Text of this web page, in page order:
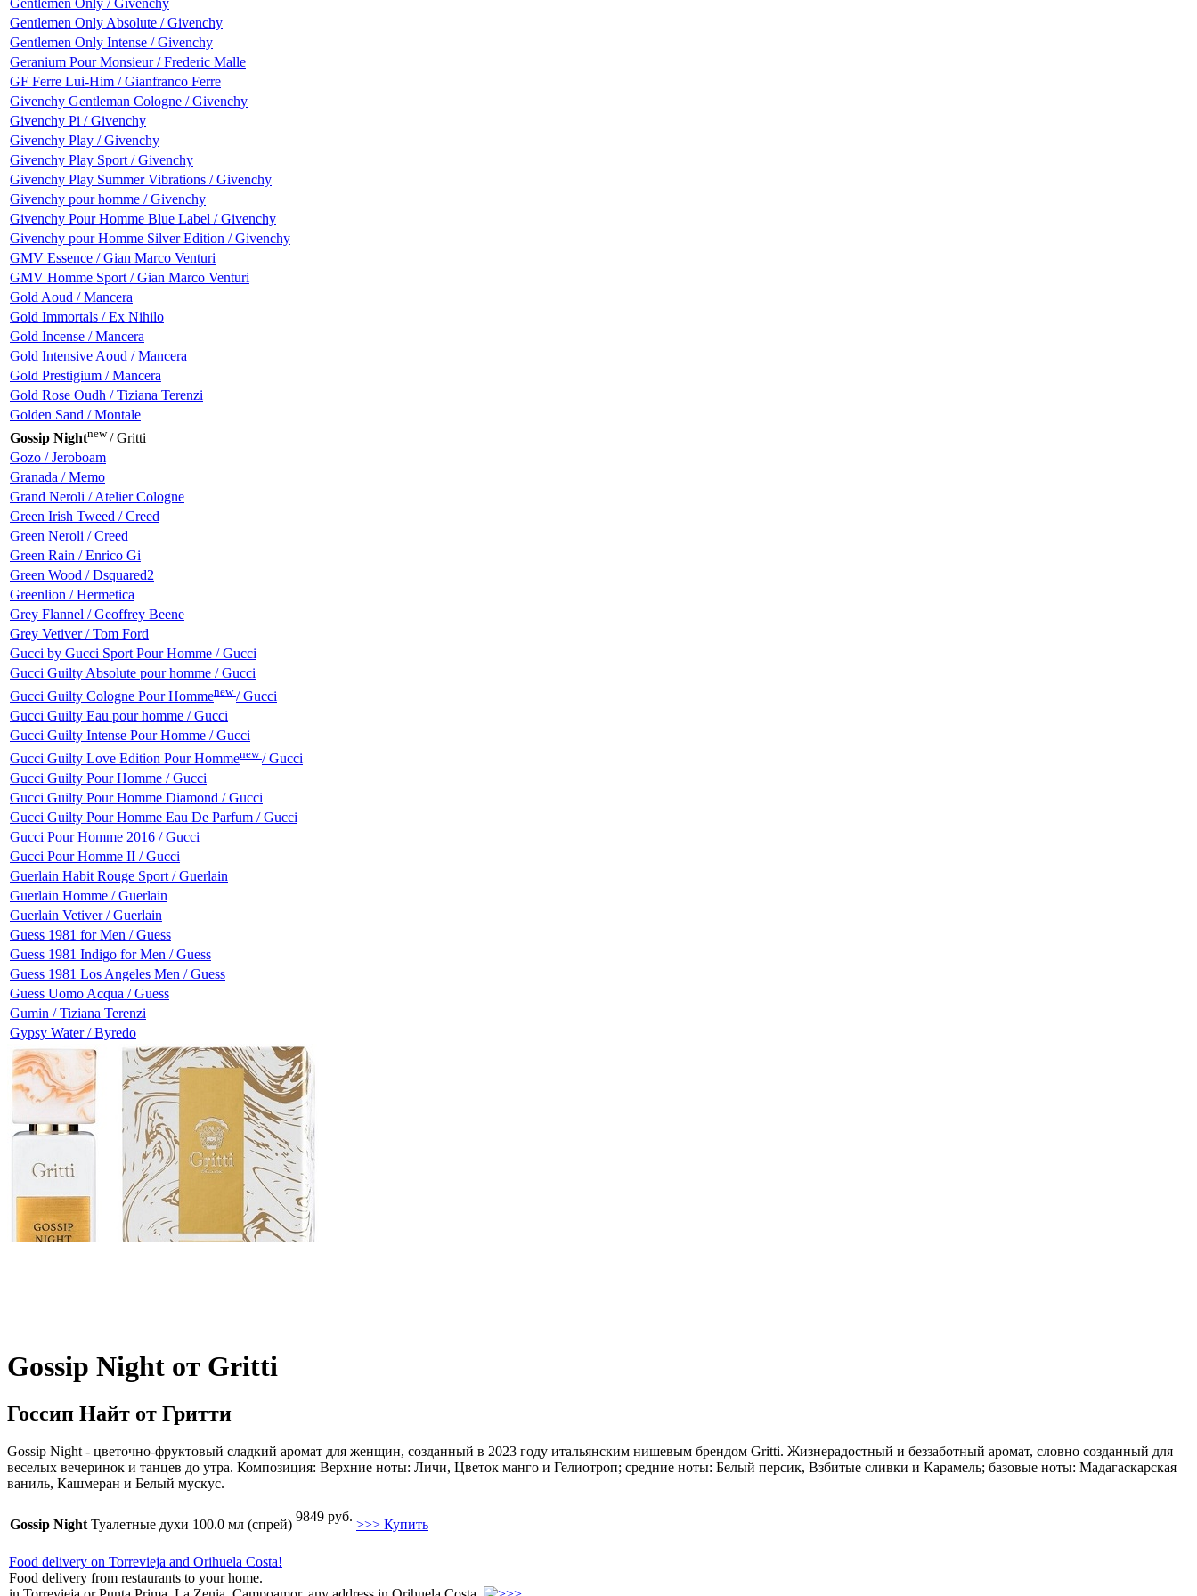
Gentlemen Only Absolute / Givenchy
Gentlemen Only Intense / Givenchy
Geranium Pour Monsieur / Frederic Malle
GF Ferre Lui-Him / Gianfranco Ferre
Givenchy Gentleman Cologne / Givenchy
Givenchy Pi / Givenchy
Givenchy Play / Givenchy
Givenchy Play Sport / Givenchy
Givenchy Play Summer Vibrations / Givenchy
Givenchy pour homme / Givenchy
Givenchy Pour Homme Blue Label / Givenchy
Givenchy pour Homme Silver Edition / Givenchy
GMV Essence / Gian Marco Venturi
GMV Homme Sport / Gian Marco Venturi
Gold Aoud / Mancera
Gold Immortals / Ex Nihilo
Gold Incense / Mancera
Gold Intensive Aoud / Mancera
Gold Prestigium / Mancera
Gold Rose Oudh / Tiziana Terenzi
Golden Sand / Montale
Gossip Nightnew/ Gritti
Gozo / Jeroboam
Granada / Memo
Grand Neroli / Atelier Cologne
Green Irish Tweed / Creed
Green Neroli / Creed
Green Rain / Enrico Gi
Green Wood / Dsquared2
Greenlion / Hermetica
Grey Flannel / Geoffrey Beene
Grey Vetiver / Tom Ford
Gucci by Gucci Sport Pour Homme / Gucci
Gucci Guilty Absolute pour homme / Gucci
Gucci Guilty Cologne Pour Hommenew/ Gucci
Gucci Guilty Eau pour homme / Gucci
Gucci Guilty Intense Pour Homme / Gucci
Gucci Guilty Love Edition Pour Hommenew/ Gucci
Gucci Guilty Pour Homme / Gucci
Gucci Guilty Pour Homme Diamond / Gucci
Gucci Guilty Pour Homme Eau De Parfum / Gucci
Gucci Pour Homme 2016 / Gucci
Gucci Pour Homme II / Gucci
Guerlain Habit Rouge Sport / Guerlain
Guerlain Homme / Guerlain
Guerlain Vetiver / Guerlain
Guess 1981 for Men / Guess
Guess 1981 Indigo for Men / Guess
Guess 1981 Los Angeles Men / Guess
Guess Uomo Acqua / Guess
Gumin / Tiziana Terenzi
Gypsy Water / Byredo
Gossip Night от Gritti
Госсип Найт от Гритти
Gossip Night - цветочно-фруктовый сладкий аромат для женщин, созданный в 2023 году итальянским нишевым брендом Gritti. Жизнерадостный и беззаботный аромат, словно созданный для
веселых вечеринок и танцев до утра. Композиция: Верхние ноты: Личи, Цветок манго и Гелиотроп; средние ноты: Белый персик, Взбитые сливки и Карамель; базовые ноты: Мадагаскарская
ваниль, Кашмеран и Белый мускус.
Gossip Night Туалетные духи 100.0 мл (спрей)
9849 руб.
>>> Купить
Food delivery on Torrevieja and Orihuela Costa!
Food delivery from restaurants to your home.